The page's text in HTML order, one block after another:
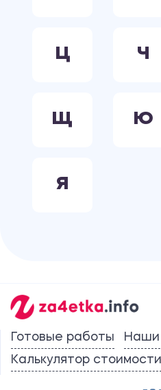
Ц Ч
Щ Ю
Я
Готовые работы
Наши
Калькулятор стоимости